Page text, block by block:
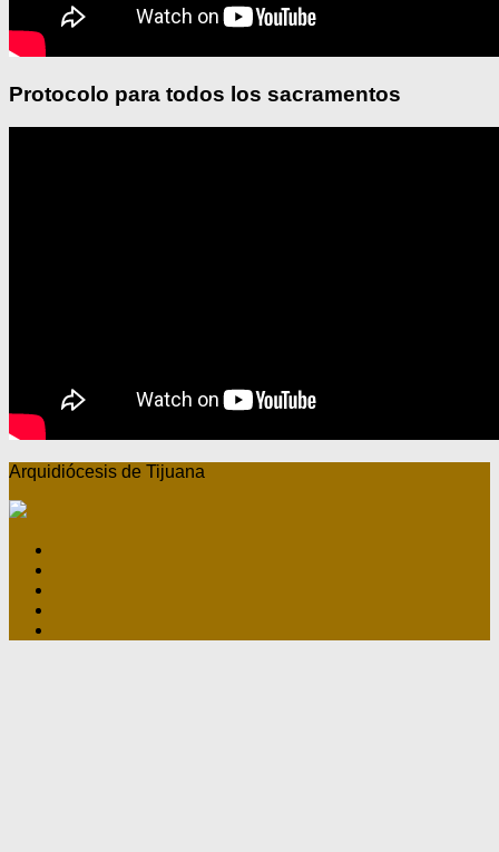
Protocolo para todos los sacramentos
Arquidiócesis de Tijuana